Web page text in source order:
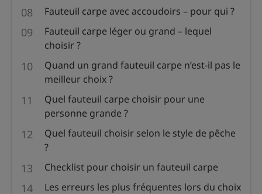
Fauteuil carpe avec accoudoirs – pour qui ?
Fauteuil carpe léger ou grand – lequel
choisir ?
Quand un grand fauteuil carpe n’est-il pas le
meilleur choix ?
Quel fauteuil carpe choisir pour une
personne grande ?
Quel fauteuil choisir selon le style de pêche
?
Checklist pour choisir un fauteuil carpe
Les erreurs les plus fréquentes lors du choix